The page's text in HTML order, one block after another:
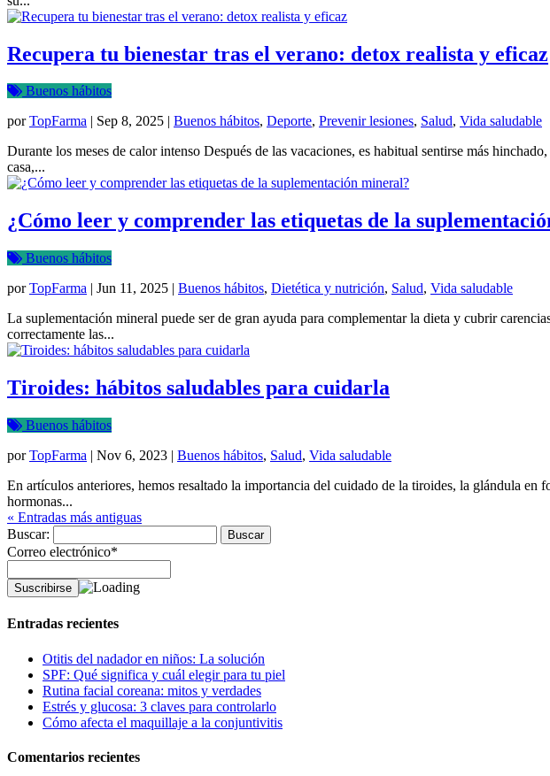
Recupera tu bienestar tras el verano: detox realista y eficaz
Buenos hábitos
porTopFarma | Sep 8, 2025 | Buenos hábitos, Deporte, Prevenir lesiones, Salud, Vida saludable
Durante los meses de calor intenso Después de las vacaciones, es habitual sentirse más
casa,...
¿Cómo leer y comprender las etiquetas de la
Buenos hábitos
porTopFarma | Jun 11, 2025 | Buenos hábitos, Dietética y nutrición, Salud, Vida saludable
La suplementación mineral puede ser de gran ayuda para complementar la dieta y cubrir
correctamente las...
Tiroides: hábitos saludables para cuidarla
Buenos hábitos
porTopFarma | Nov 6, 2023 | Buenos hábitos, Salud, Vida saludable
En artículos anteriores, hemos resaltado la importancia del cuidado de la tiroides, la glándula
hormonas...
« Entradas más antiguas
Buscar:
Correo electrónico*
Entradas recientes
Otitis del nadador en niños: La solución
SPF: Qué significa y cuál elegir para tu piel
Rutina facial coreana: mitos y verdades
Estrés y glucosa: 3 claves para controlarlo
Cómo afecta el maquillaje a la conjuntivitis
Comentarios recientes